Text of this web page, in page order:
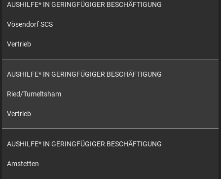
AUSHILFE* IN GERINGFÜGIGER BESCHÄFTIGUNG
Vösendorf SCS
Vertrieb
AUSHILFE* IN GERINGFÜGIGER BESCHÄFTIGUNG
Ried/Tumeltsham
Vertrieb
AUSHILFE* IN GERINGFÜGIGER BESCHÄFTIGUNG
Amstetten